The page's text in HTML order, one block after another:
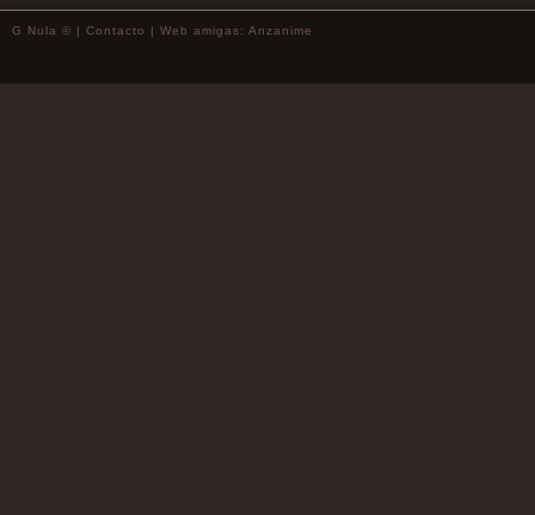
G Nula © | Contacto | Web amigas: Anzanime